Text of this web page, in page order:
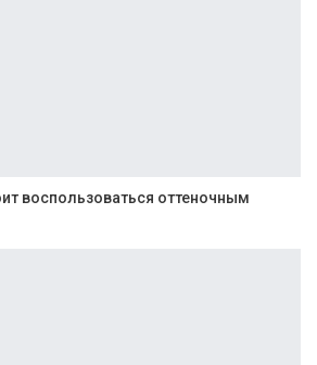
воспользоваться оттеночным